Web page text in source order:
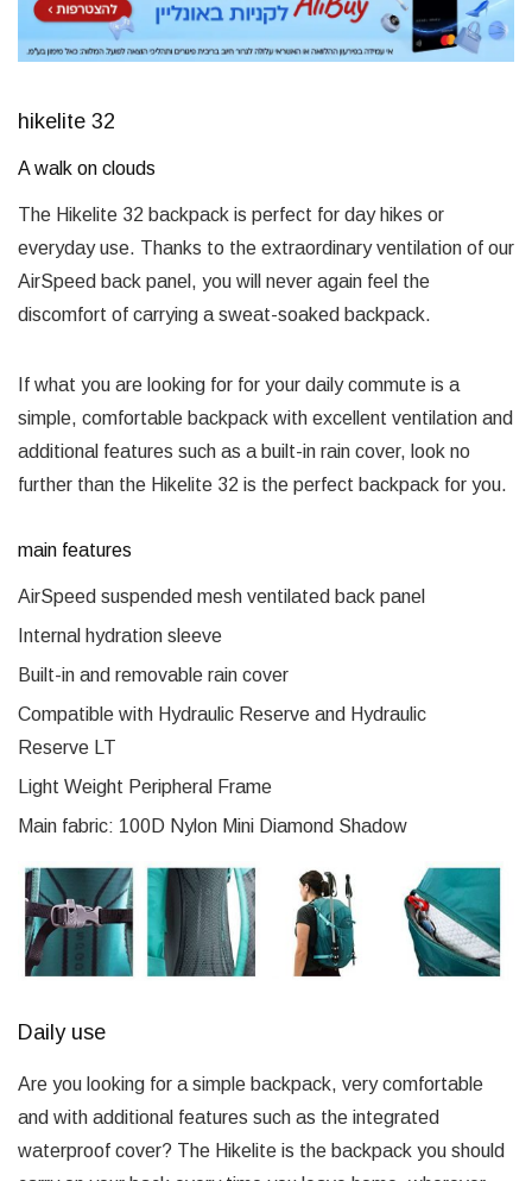
hikelite 32
A walk on clouds
The Hikelite 32 backpack is perfect for day hikes or
everyday use. Thanks to the extraordinary ventilation of our
AirSpeed ​​back panel, you will never again feel the
discomfort of carrying a sweat-soaked backpack.
If what you are looking for for your daily commute is a
simple, comfortable backpack with excellent ventilation and
additional features such as a built-in rain cover, look no
further than the Hikelite 32 is the perfect backpack for you.
main features
AirSpeed ​​suspended mesh ventilated back panel
Internal hydration sleeve
Built-in and removable rain cover
Compatible with Hydraulic Reserve and Hydraulic
Reserve LT
Light Weight Peripheral Frame
Main fabric: 100D Nylon Mini Diamond Shadow
Daily use
Are you looking for a simple backpack, very comfortable
and with additional features such as the integrated
waterproof cover? The Hikelite is the backpack you should